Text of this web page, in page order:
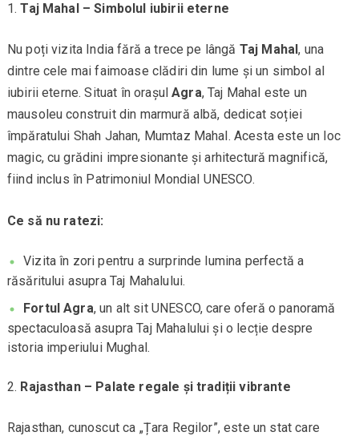
Taj Mahal – Simbolul iubirii eterne
Nu poți vizita India fără a trece pe lângă Taj Mahal, una
dintre cele mai faimoase clădiri din lume și un simbol al
iubirii eterne. Situat în orașulAgra, Taj Mahal este un
mausoleu construit din marmură albă, dedicat soției
împăratului Shah Jahan, Mumtaz Mahal. Acesta este un loc
magic, cu grădini impresionante și arhitectură magnifică,
fiind inclus în Patrimoniul Mondial UNESCO.
Ce să nu ratezi:
Vizita în zori pentru a surprinde lumina perfectă a
răsăritului asupra Taj Mahalului.
Fortul Agra, un alt sit UNESCO, care oferă o panoramă
spectaculoasă asupra Taj Mahalului și o lecție despre
istoria imperiului Mughal.
Rajasthan – Palate regale și tradiții vibrante
Rajasthan, cunoscut ca „Țara Regilor”, este un stat care